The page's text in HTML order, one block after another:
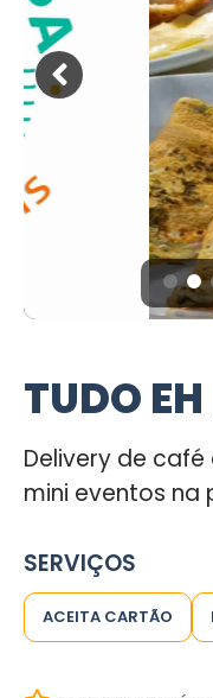
TUDO EH
Delivery de
mini eventos na
SERVIÇOS
ACEITA CARTÃO